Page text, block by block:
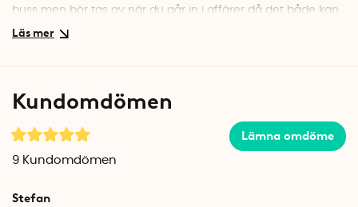
buss men bör tas av när du går in i affärer då det både kan
bli halt och skada golven.
tillverkade i slitstark hårdmetall och är samma typ av dubbar
Varje förpackning innehåller ett par halkskydd. Broddarna
Kundomdömen
Lämna omdöme
9 Kundomdömen
Stefan